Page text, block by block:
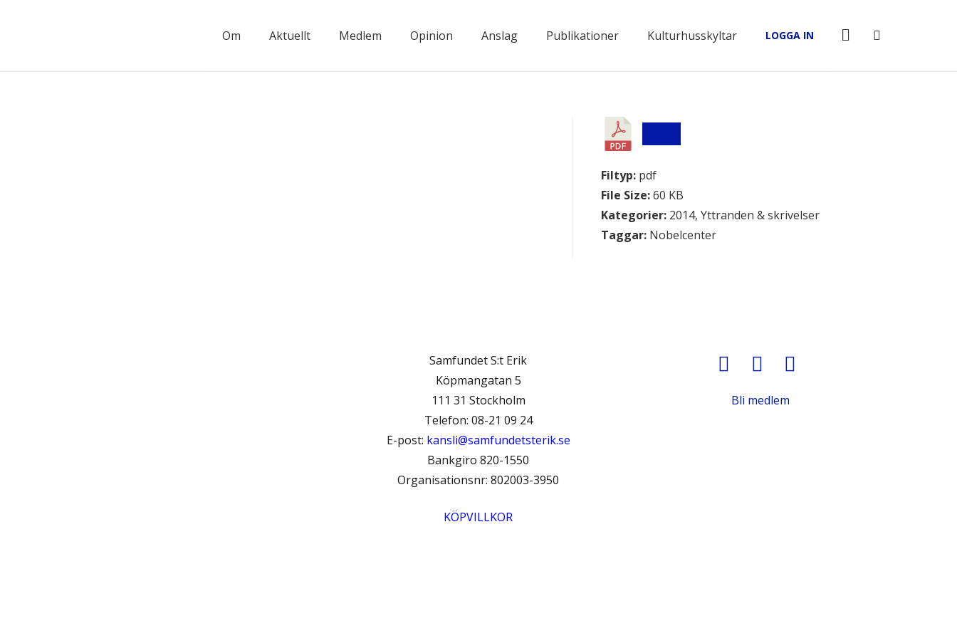
Om Aktuellt Medlem Opinion Anslag Publikationer Kulturhusskyltar LOGGA IN
Filtyp: pdf
File Size:60 KB
Kategorier: 2014, Yttranden & skrivelser
Taggar: Nobelcenter
Samfundet S:t Erik
Köpmangatan 5
111 31 Stockholm
Telefon: 08-21 09 24
E-post: kansli@samfundetsterik.se
Bankgiro 820-1550
Organisationsnr: 802003-3950
KÖPVILLKOR
Bli medlem